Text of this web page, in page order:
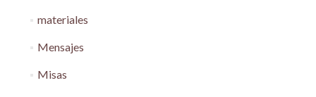
materiales
Mensajes
Misas